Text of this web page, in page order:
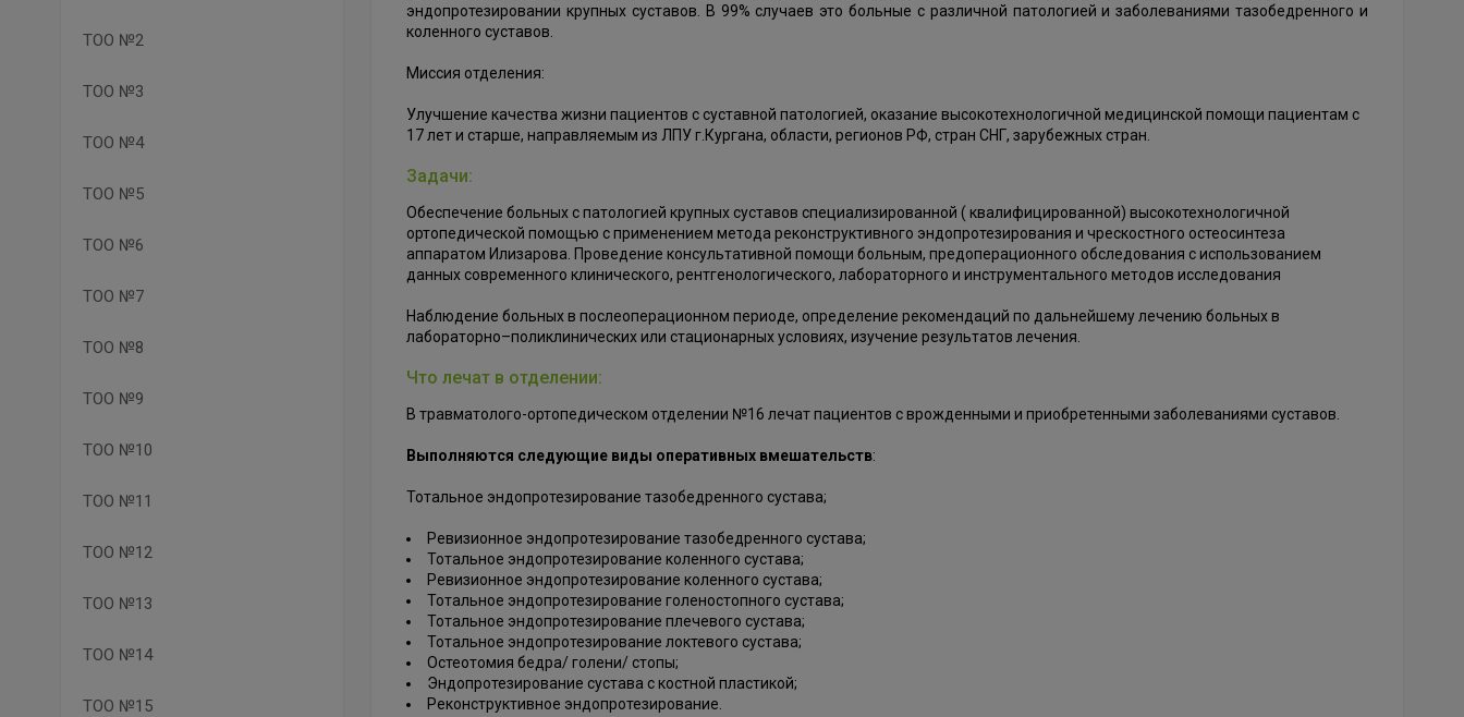
ТОО №2
ТОО №3
ТОО №4
ТОО №5
ТОО №6
ТОО №7
ТОО №8
ТОО №9
ТОО №10
ТОО №11
ТОО №12
ТОО №13
ТОО №14
ТОО №15
эндопротезировании крупных суставов. В 99% случаев это больные с различной патологией и заболеваниями тазобедренного и
коленного суставов.
Миссия отделения:
Улучшение качества жизни пациентов с суставной патологией, оказание высокотехнологичной медицинской помощи пациентам с
17 лет и старше, направляемым из ЛПУ г.Кургана, области, регионов РФ, стран СНГ, зарубежных стран.
Задачи:
Обеспечение больных с патологией крупных суставов специализированной ( квалифицированной) высокотехнологичной
ортопедической помощью с применением метода реконструктивного эндопротезирования и чрескостного остеосинтеза
аппаратом Илизарова. Проведение консультативной помощи больным, предоперационного обследования с использованием
данных современного клинического, рентгенологического, лабораторного и инструментального методов исследования
Наблюдение больных в послеоперационном периоде, определение рекомендаций по дальнейшему лечению больных в
лабораторно–поликлинических или стационарных условиях, изучение результатов лечения.
Что лечат в отделении:
В травматолого-ортопедическом отделении №16 лечат пациентов с врожденными и приобретенными заболеваниями суставов.
Выполняются следующие виды оперативных вмешательств:
Тотальное эндопротезирование тазобедренного сустава;
Ревизионное эндопротезирование тазобедренного сустава;
Тотальное эндопротезирование коленного сустава;
Ревизионное эндопротезирование коленного сустава;
Тотальное эндопротезирование голеностопного сустава;
Тотальное эндопротезирование плечевого сустава;
Тотальное эндопротезирование локтевого сустава;
Остеотомия бедра/ голени/ стопы;
Эндопротезирование сустава с костной пластикой;
Реконструктивное эндопротезирование.